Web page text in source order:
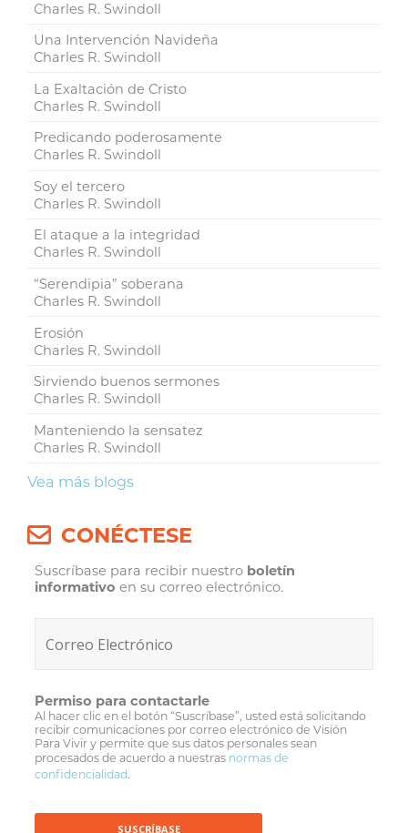
Charles R. Swindoll
Una Intervención Navideña
Charles R. Swindoll
La Exaltación de Cristo
Charles R. Swindoll
Predicando poderosamente
Charles R. Swindoll
Soy el tercero
Charles R. Swindoll
El ataque a la integridad
Charles R. Swindoll
“Serendipia” soberana
Charles R. Swindoll
Erosión
Charles R. Swindoll
Sirviendo buenos sermones
Charles R. Swindoll
Manteniendo la sensatez
Charles R. Swindoll
Vea más blogs
CONÉCTESE
Suscríbase para recibir nuestro boletín
informativo en su correo electrónico.
Permiso para contactarle
Al hacer clic en el botón “Suscríbase”, usted está solicitando
recibir comunicaciones por correo electrónico de Visión
Para Vivir y permite que sus datos personales sean
procesados de acuerdo a nuestras normas de
confidencialidad.